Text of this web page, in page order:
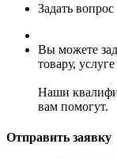
Задать вопрос
Вы можете
товару,
Наши
вам помогут.
Отправить заявку